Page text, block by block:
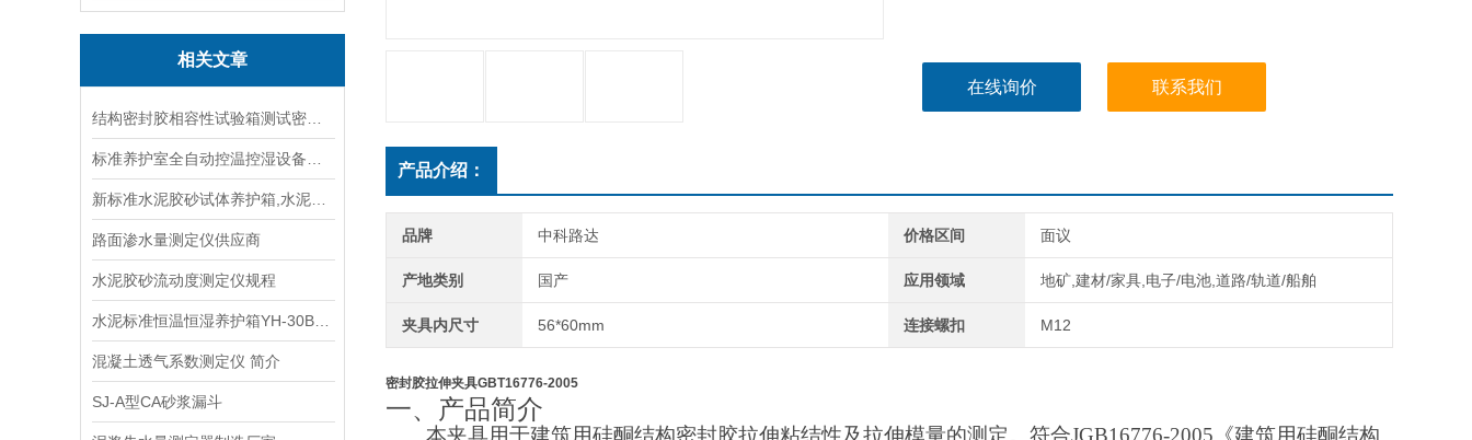
相关文章
路面渗水量测定仪供应商
水泥胶砂流动度测定仪规程
混凝土透气系数测定仪 简介
SJ-A型CA砂浆漏斗
在线询价 联系我们
产品介绍：
品牌 中科路达 价格区间 面议
产地类别 国产 应用领域 地矿,建材/家具,电子/电池,道路/轨道/船舶
夹具内尺寸 56*60mm 连接螺扣 M12
密封胶拉伸夹具GBT16776-2005
一、 产品简介
本夹具用于建筑用硅酮结构密封胶拉伸粘结性及拉伸模量的测定。符合JGB16776-2005 《建筑用硅酮结构